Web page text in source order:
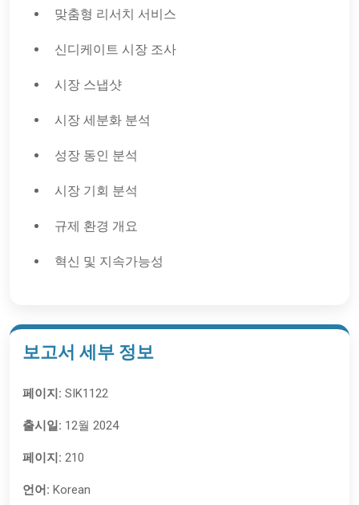
맞춤형 리서치 서비스
신디케이트 시장 조사
시장 스냅샷
시장 세분화 분석
성장 동인 분석
시장 기회 분석
규제 환경 개요
혁신 및 지속가능성
보고서 세부 정보
페이지: SIK1122
출시일: 12월 2024
페이지: 210
언어: Korean